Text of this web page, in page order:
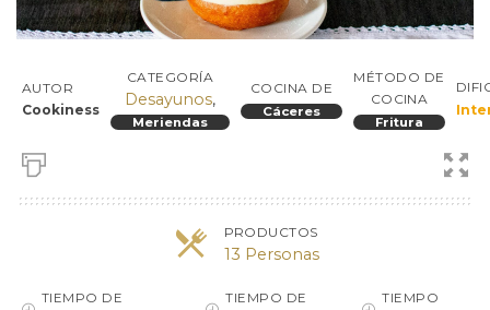
AUTOR
Cookiness
CATEGORÍA
Desayunos,
Meriendas
COCINA DE
Cáceres
MÉTODO DE
COCINA
Fritura
PRODUCTOS
13 Personas
TIEMPO DE
TIEMPO DE
TIEMPO